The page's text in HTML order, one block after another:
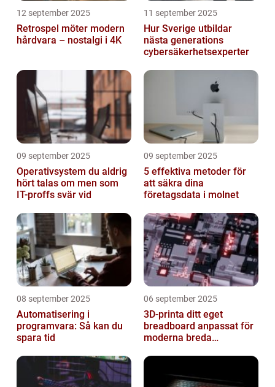
12 september 2025
Retrospel möter modern
hårdvara – nostalgi i 4K
11 september 2025
Hur Sverige utbildar
nästa generations
cybersäkerhetsexperter
09 september 2025
Operativsystem du aldrig
hört talas om men som
IT-proffs svär vid
09 september 2025
5 effektiva metoder för
att säkra dina
företagsdata i molnet
08 september 2025
Automatisering i
programvara: Så kan du
spara tid
06 september 2025
3D-printa ditt eget
breadboard anpassat för
moderna breda